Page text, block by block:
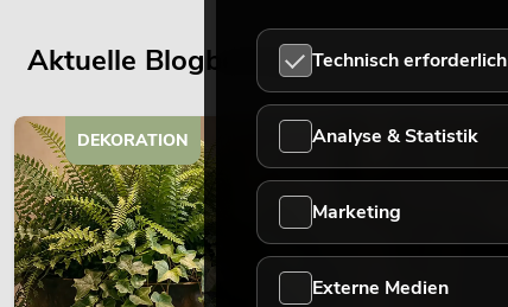
Aktuelle Blogbeiträge
DEKORATION
Technisch erforderlich
Analyse & Statistik
Marketing
Externe Medien